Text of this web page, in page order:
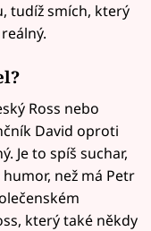
tudíž smích, který
Ross nebo
David oproti
Je to spíš suchar,
než má Petr
který také někdy